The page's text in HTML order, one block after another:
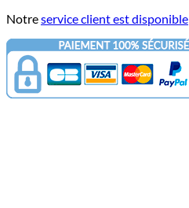
Notreservice client est disponible